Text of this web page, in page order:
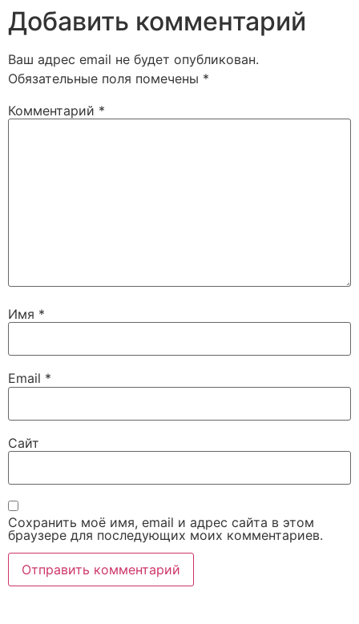
Добавить комментарий
Ваш адрес email не будет опубликован.
Обязательные поля помечены *
Комментарий *
Имя *
Email *
Сайт
Сохранить моё имя, email и адрес сайта в этом
браузере для последующих моих комментариев.